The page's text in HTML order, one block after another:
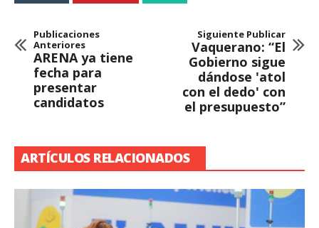
Publicaciones
Anteriores
ARENA ya tiene
fecha para
presentar
candidatos
Siguiente Publicar
Vaquerano: “El
Gobierno sigue
dándose 'atol
con el dedo' con
el presupuesto”
ARTÍCULOS RELACIONADOS